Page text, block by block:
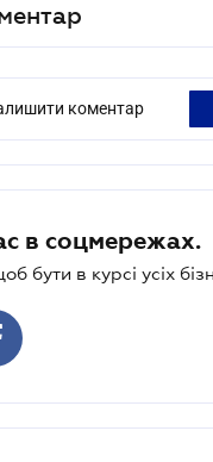
коментар
в соцмережах.
бути в курсі усіх